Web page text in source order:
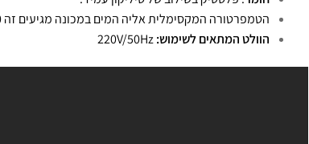
הטמפרטורה המקסימלית אליה המים במכונה מגיעים זה 60 מעלות צלזיוס.
הוולט המתאים לשימוש:220V/50Hz